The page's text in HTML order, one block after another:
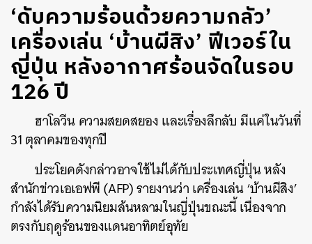
‘ดับความร้อนด้วยความกลัว’
เครื่องเล่น ‘บ้านผีสิง’ ฟีเวอร์ใน
ญี่ปุ่น หลังอากาศร้อนจัดในรอบ
126 ปี
ฮาโลวีน ความสยดสยอง และเรื่องลึกลับ มีแค่ในวันที่
31 ตุลาคมของทุกปี
ประโยคดังกล่าวอาจใช้ไม่ได้กับประเทศญี่ปุ่น หลัง
สำนักข่าวเอเอฟพี (AFP) รายงานว่า เครื่องเล่น ‘บ้านผีสิง’
กำลังได้รับความนิยมล้นหลามในญี่ปุ่นขณะนี้ เนื่องจาก
ตรงกับฤดูร้อนของแดนอาทิตย์อุทัย